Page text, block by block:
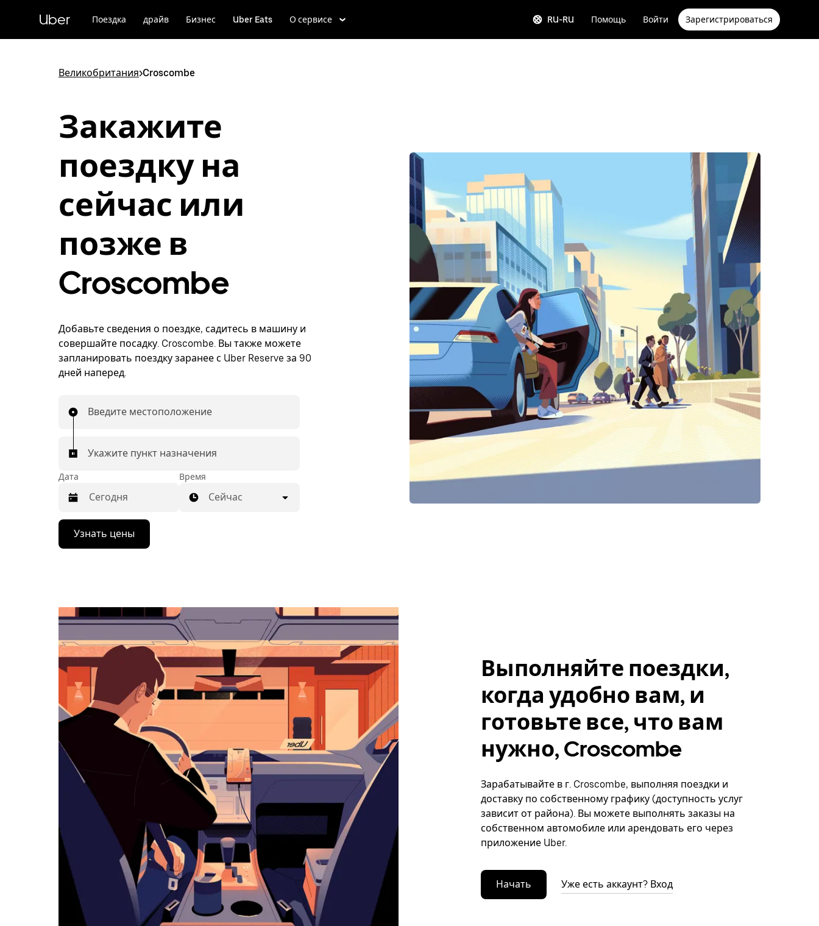
к
Uber Поездка драйв Бизнес Uber Eats О сервисе RU-RU Помощь Войти Зарегистрироваться
Великобритания>Croscombe
Закажите
поездку на
сейчас или
позже в
Croscombe
Добавьте сведения о поездке, садитесь в машину и
совершайте посадку. Croscombe. Вы также можете
запланировать поездку заранее с Uber Reserve за 90
дней наперед.
Введите местоположение
Укажите пункт назначения
Дата
Нажмите
стрелку
вниз,
выбрать
дату.
закрыть
календарь,
нажмите
Esc.
Время
Сейчас
Узнать цены
Выполняйте поездки,
когда удобно вам, и
готовьте все, что вам
нужно, Croscombe
Зарабатывайте в г. Croscombe, выполняя поездки и
доставку по собственному графику (доступность услуг
зависит от района). Вы можете выполнять заказы на
собственном автомобиле или арендовать его через
приложение Uber.
Начать Уже есть аккаунт? Вход